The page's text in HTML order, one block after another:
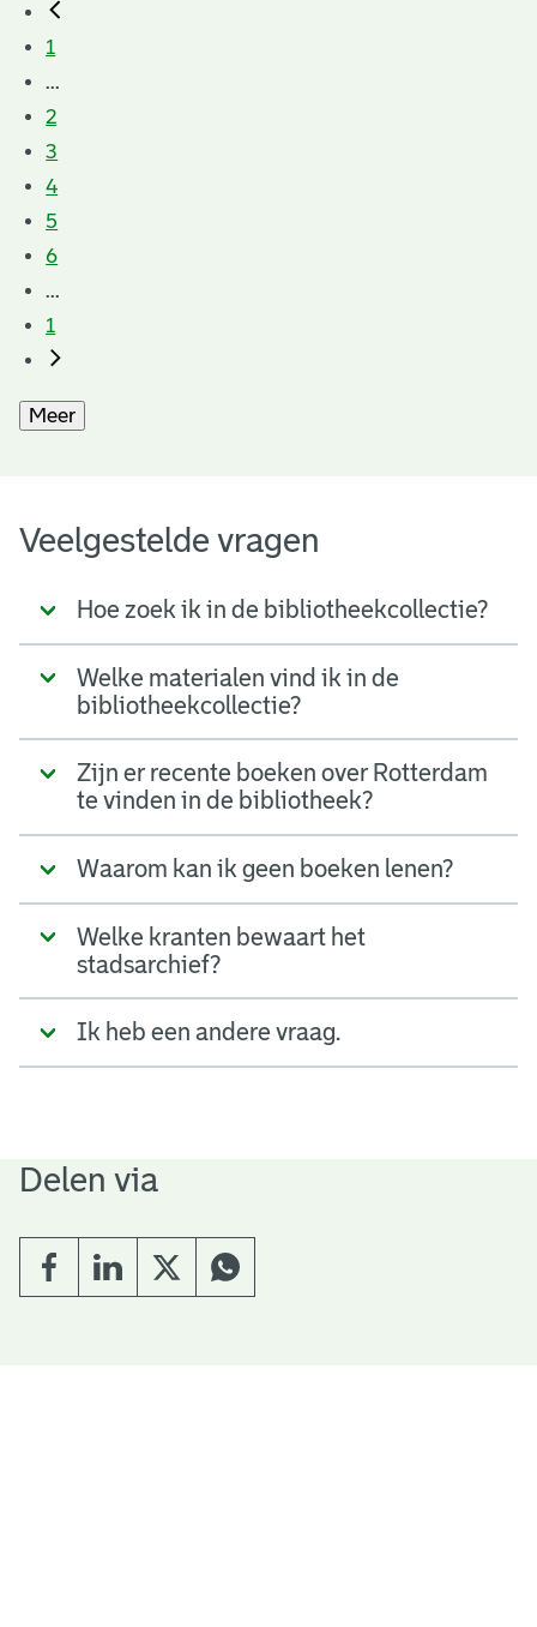
1
...
2
3
4
5
6
...
1
Meer
Veelgestelde vragen
Hoe zoek ik in de bibliotheekcollectie?
Welke materialen vind ik in de
bibliotheekcollectie?
Zijn er recente boeken over Rotterdam
te vinden in de bibliotheek?
Waarom kan ik geen boeken lenen?
Welke kranten bewaart het
stadsarchief?
Ik heb een andere vraag.
Delen via